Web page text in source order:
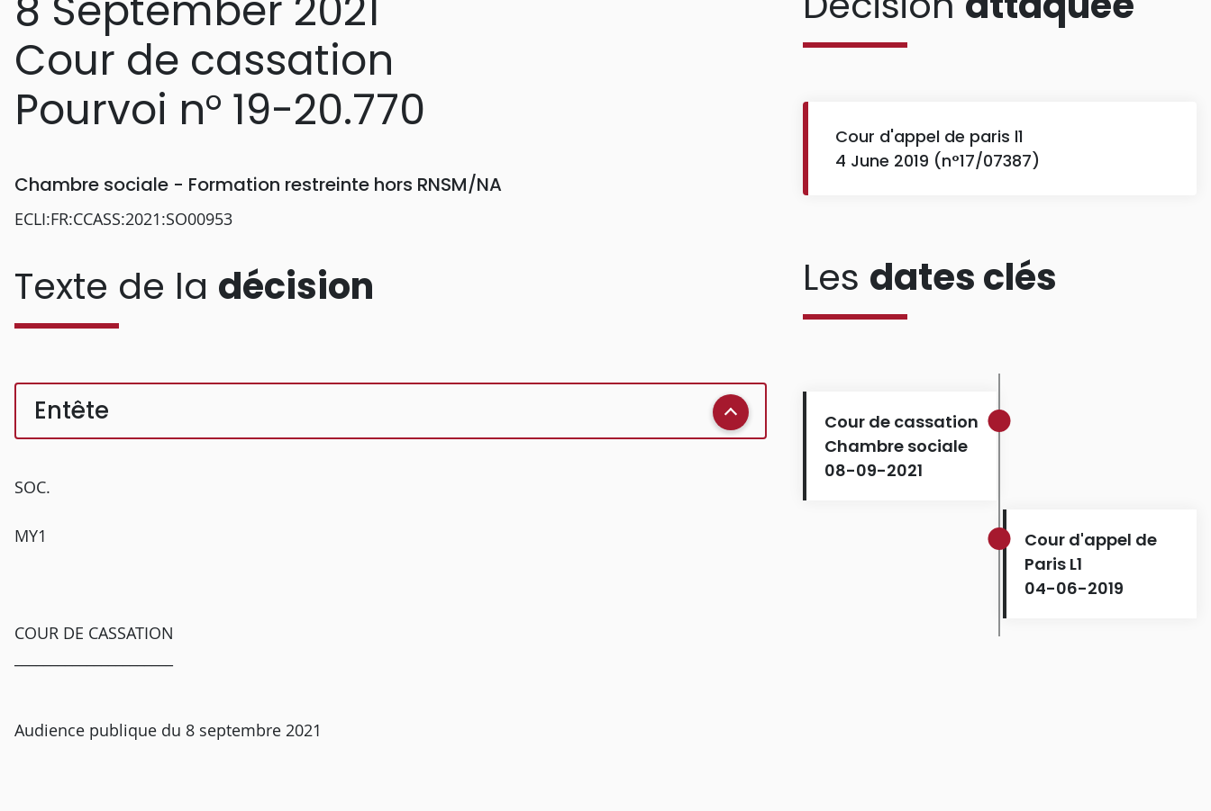
Cour de cassation
Pourvoi n° 19-20.770
Chambre sociale - Formation restreinte hors RNSM/NA
ECLI:FR:CCASS:2021:SO00953
Texte de la décision
Entête
SOC.
MY1
COUR DE CASSATION
Audience publique du 8 septembre 2021
Cour d'appel de paris l1
4 June 2019 (n°17/07387)
Les dates clés
Cour de cassation
Chambre sociale
08-09-2021
Cour d'appel de
Paris L1
04-06-2019